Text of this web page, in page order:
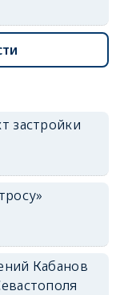
застройки
Кабанов